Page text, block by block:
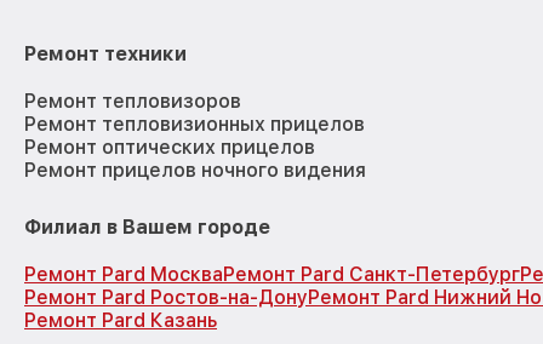
Ремонт техники
Ремонт тепловизоров
Ремонт тепловизионных прицелов
Ремонт оптических прицелов
Ремонт прицелов ночного видения
Филиал в Вашем городе
Ремонт Pard МоскваРемонт Pard Санкт-Петербург
Ремонт Pard Ростов-на-ДонуРемонт Pard Нижний
Ремонт Pard Казань